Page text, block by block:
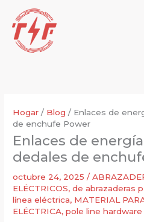
contenido
Hogar / Blog / Enlaces de
de enchufe Power
Enlaces de
dedales de
octubre 24, 2025/
ELÉCTRICOS,de abrazaderas
línea eléctrica, MATERIAL
ELÉCTRICA,pole line hardware